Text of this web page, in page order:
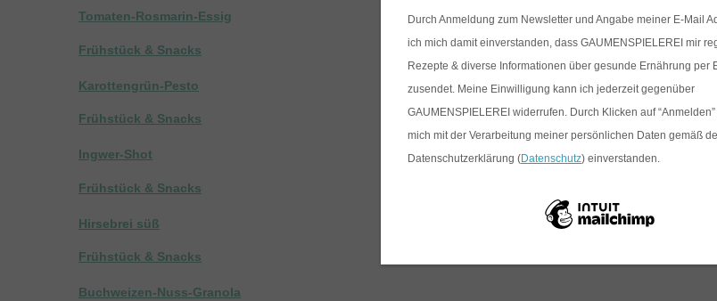
Tomaten-Rosmarin-Essig
Frühstück & Snacks
Karottengrün-Pesto
Frühstück & Snacks
Ingwer-Shot
Frühstück & Snacks
Hirsebrei süß
Frühstück & Snacks
Buchweizen-Nuss-Granola